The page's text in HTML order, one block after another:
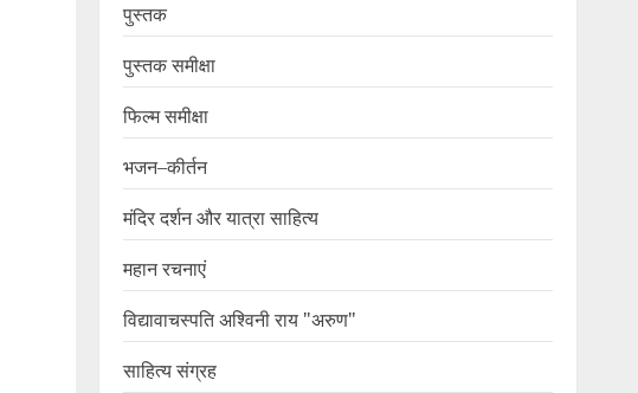
पुस्तक
पुस्तक समीक्षा
फिल्म समीक्षा
भजन–कीर्तन
मंदिर दर्शन और यात्रा साहित्य
महान रचनाएं
विद्यावाचस्पति अश्विनी राय "अरुण"
साहित्य संग्रह